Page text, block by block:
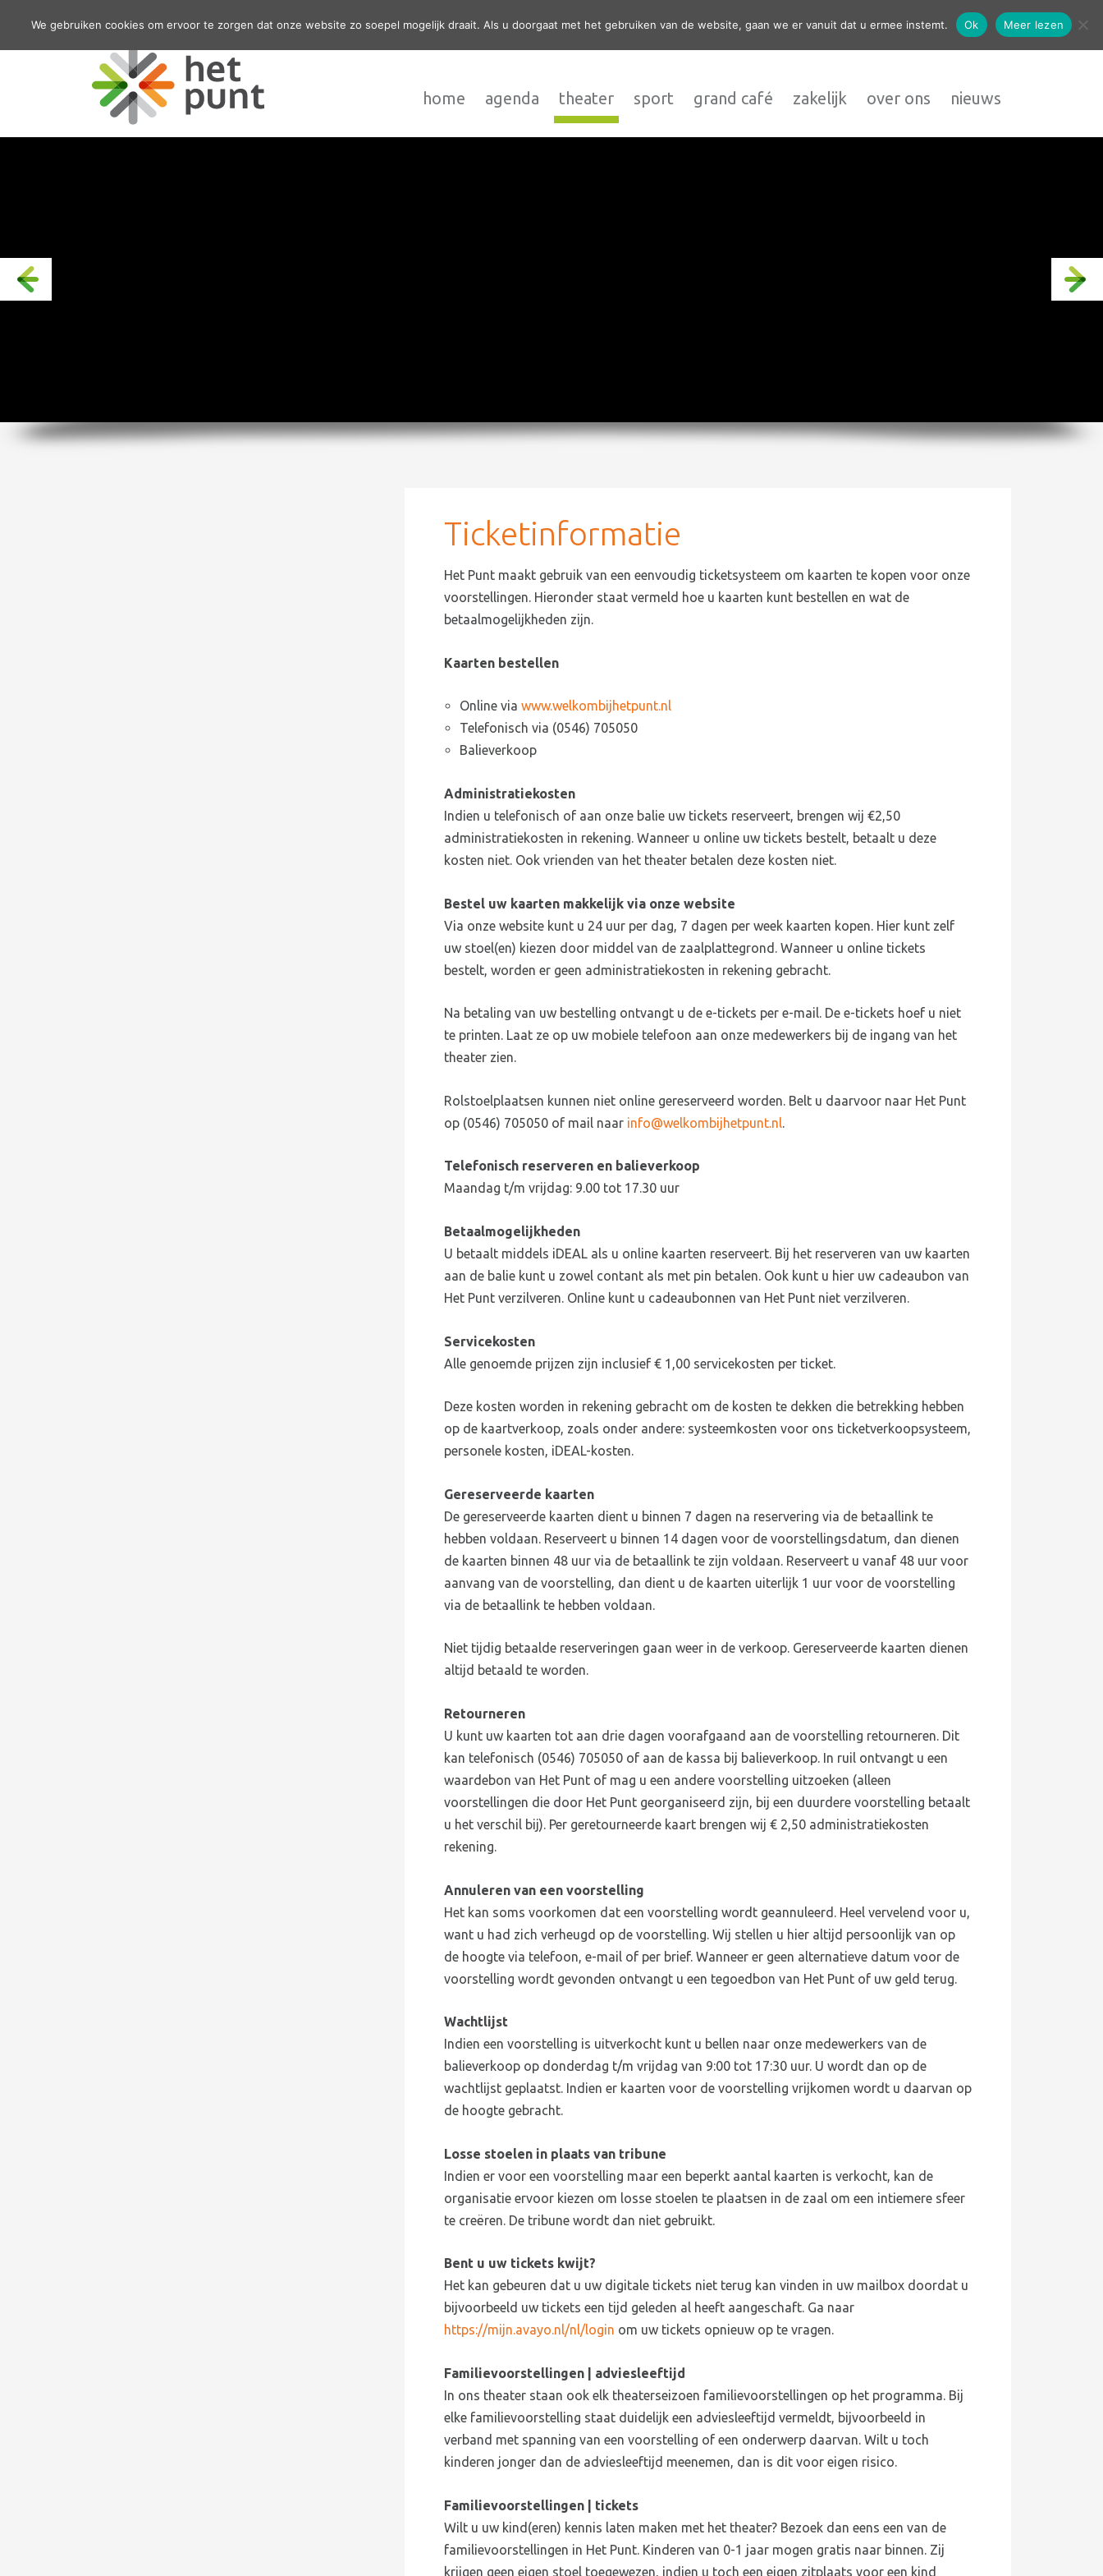
contact
home agenda theater sport grand café zakelijk over ons nieuws
Ticketinformatie
Het Punt maakt gebruik van een eenvoudig ticketsysteem om kaarten te kopen voor onze
voorstellingen. Hieronder staat vermeld hoe u kaarten kunt bestellen en wat de
betaalmogelijkheden zijn.
Kaarten bestellen
Online via www.welkombijhetpunt.nl
Telefonisch via (0546) 705050
Balieverkoop
Administratiekosten
Indien u telefonisch of aan onze balie uw tickets reserveert, brengen wij €2,50
administratiekosten in rekening. Wanneer u online uw tickets bestelt, betaalt u deze
kosten niet. Ook vrienden van het theater betalen deze kosten niet.
Bestel uw kaarten makkelijk via onze website
Via onze website kunt u 24 uur per dag, 7 dagen per week kaarten kopen. Hier kunt zelf
uw stoel(en) kiezen door middel van de zaalplattegrond. Wanneer u online tickets
bestelt, worden er geen administratiekosten in rekening gebracht.
Na betaling van uw bestelling ontvangt u de e-tickets per e-mail. De e-tickets hoef u niet
te printen. Laat ze op uw mobiele telefoon aan onze medewerkers bij de ingang van het
theater zien.
Rolstoelplaatsen kunnen niet online gereserveerd worden. Belt u daarvoor naar Het Punt
op (0546) 705050 of mail naar info@welkombijhetpunt.nl.
Telefonisch reserveren en balieverkoop
Maandag t/m vrijdag: 9.00 tot 17.30 uur
Betaalmogelijkheden
U betaalt middels iDEAL als u online kaarten reserveert. Bij het reserveren van uw kaarten
aan de balie kunt u zowel contant als met pin betalen. Ook kunt u hier uw cadeaubon van
Het Punt verzilveren. Online kunt u cadeaubonnen van Het Punt niet verzilveren.
Servicekosten
Alle genoemde prijzen zijn inclusief € 1,00 servicekosten per ticket.
Deze kosten worden in rekening gebracht om de kosten te dekken die betrekking hebben
op de kaartverkoop, zoals onder andere: systeemkosten voor ons ticketverkoopsysteem,
personele kosten, iDEAL-kosten.
Gereserveerde kaarten
De gereserveerde kaarten dient u binnen 7 dagen na reservering via de betaallink te
hebben voldaan. Reserveert u binnen 14 dagen voor de voorstellingsdatum, dan dienen
de kaarten binnen 48 uur via de betaallink te zijn voldaan. Reserveert u vanaf 48 uur voor
aanvang van de voorstelling, dan dient u de kaarten uiterlijk 1 uur voor de voorstelling
via de betaallink te hebben voldaan.
Niet tijdig betaalde reserveringen gaan weer in de verkoop. Gereserveerde kaarten dienen
altijd betaald te worden.
Retourneren
U kunt uw kaarten tot aan drie dagen voorafgaand aan de voorstelling retourneren. Dit
kan telefonisch (0546) 705050 of aan de kassa bij balieverkoop. In ruil ontvangt u een
waardebon van Het Punt of mag u een andere voorstelling uitzoeken (alleen
voorstellingen die door Het Punt georganiseerd zijn, bij een duurdere voorstelling betaalt
u het verschil bij). Per geretourneerde kaart brengen wij € 2,50 administratiekosten
rekening.
Annuleren van een voorstelling
Het kan soms voorkomen dat een voorstelling wordt geannuleerd. Heel vervelend voor u,
want u had zich verheugd op de voorstelling. Wij stellen u hier altijd persoonlijk van op
de hoogte via telefoon, e-mail of per brief. Wanneer er geen alternatieve datum voor de
voorstelling wordt gevonden ontvangt u een tegoedbon van Het Punt of uw geld terug.
Wachtlijst
Indien een voorstelling is uitverkocht kunt u bellen naar onze medewerkers van de
balieverkoop op donderdag t/m vrijdag van 9:00 tot 17:30 uur. U wordt dan op de
wachtlijst geplaatst. Indien er kaarten voor de voorstelling vrijkomen wordt u daarvan op
de hoogte gebracht.
Losse stoelen in plaats van tribune
Indien er voor een voorstelling maar een beperkt aantal kaarten is verkocht, kan de
organisatie ervoor kiezen om losse stoelen te plaatsen in de zaal om een intiemere sfeer
te creëren. De tribune wordt dan niet gebruikt.
Bent u uw tickets kwijt?
Het kan gebeuren dat u uw digitale tickets niet terug kan vinden in uw mailbox doordat u
bijvoorbeeld uw tickets een tijd geleden al heeft aangeschaft. Ga naar
https://mijn.avayo.nl/nl/login om uw tickets opnieuw op te vragen.
Familievoorstellingen | adviesleeftijd
In ons theater staan ook elk theaterseizoen familievoorstellingen op het programma. Bij
elke familievoorstelling staat duidelijk een adviesleeftijd vermeldt, bijvoorbeeld in
verband met spanning van een voorstelling of een onderwerp daarvan. Wilt u toch
kinderen jonger dan de adviesleeftijd meenemen, dan is dit voor eigen risico.
Familievoorstellingen | tickets
Wilt u uw kind(eren) kennis laten maken met het theater? Bezoek dan eens een van de
familievoorstellingen in Het Punt. Kinderen van 0-1 jaar mogen gratis naar binnen. Zij
krijgen geen eigen stoel toegewezen, indien u toch een eigen zitplaats voor een kind
We gebruiken cookies om ervoor te zorgen dat onze website zo soepel mogelijk draait. Als u doorgaat met het gebruiken van de website, gaan we er vanuit dat u ermee instemt. Ok Meer lezen